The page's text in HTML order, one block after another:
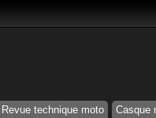
Revue technique moto Casque